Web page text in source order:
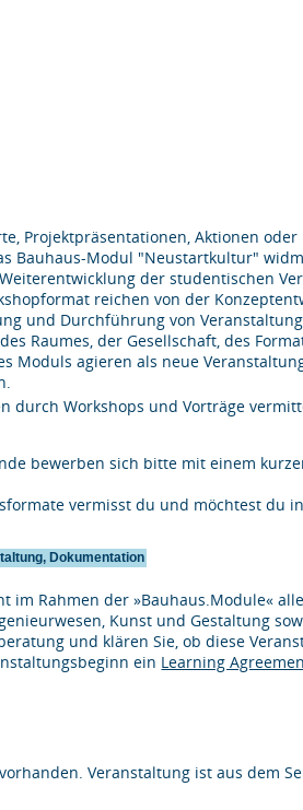
Projektpräsentationen, Aktionen
Bauhaus-Modul "Neustartkultur"
der studentischen
reichen von der
und Durchführung von
Raumes, der Gesellschaft, des
Moduls agieren als neue
durch Workshops und Vorträge
bewerben sich bitte mit einem
vermisst du und möchtest du
Dokumentation
im Rahmen der »Bauhaus.Module«
Kunst und Gestaltung
und klären Sie, ob diese
ein Learning
Veranstaltung ist aus dem